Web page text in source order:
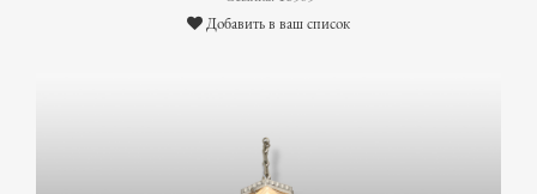
Добавить в ваш список